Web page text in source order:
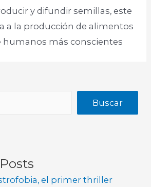
y difundir semillas, este
a la producción de alimentos
humanos más conscientes
Buscar
el primer thriller